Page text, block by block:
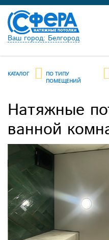
Ваш город: Белгород
КАТАЛОГ
ПО ТИПУ
ПОМЕЩЕНИЙ
Натяжные
ванной
Previous